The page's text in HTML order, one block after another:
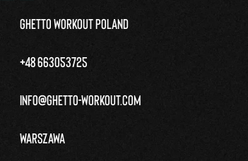
Ghetto Workout Poland
+48 663053725
info@ghetto-workout.com
Warszawa